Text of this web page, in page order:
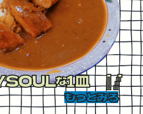
な1皿
もっとみる